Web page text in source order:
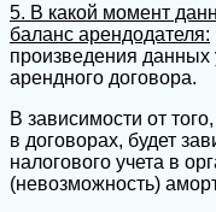
5. В какой момент
баланс арендодателя:
произведения данных
арендного договора.
В зависимости от
в договорах, будет
налогового учета в
(невозможность)